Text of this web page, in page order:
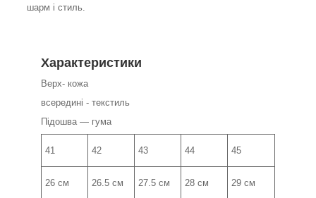
шарм і стиль.
Характеристики
Верх- кожа
всередині - текстиль
Підошва — гума
41 42 43 44 45
26 см 26.5 см 27.5 см 28 см 29 см